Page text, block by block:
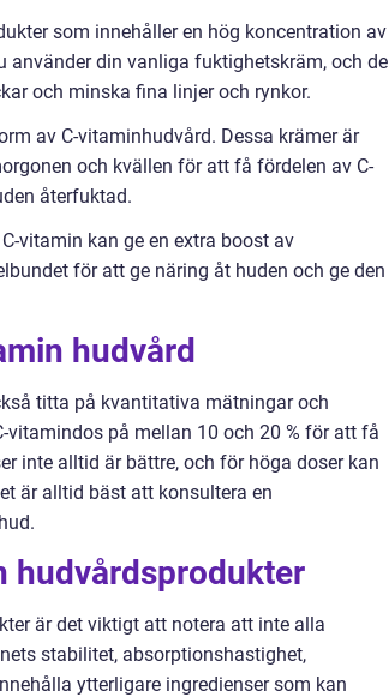
som innehåller en hög koncentration av
använder din vanliga fuktighetskräm, och de
och minska fina linjer och rynkor.
av C-vitaminhudvård. Dessa krämer är
och kvällen för att få fördelen av C-
återfuktad.
vitamin kan ge en extra boost av
för att ge näring åt huden och ge den
hudvård
titta på kvantitativa mätningar och
vitamindos på mellan 10 och 20 % för att få
inte alltid är bättre, och för höga doser kan
är alltid bäst att konsultera en
hudvårdsprodukter
är det viktigt att notera att inte alla
stabilitet, absorptionshastighet,
ytterligare ingredienser som kan